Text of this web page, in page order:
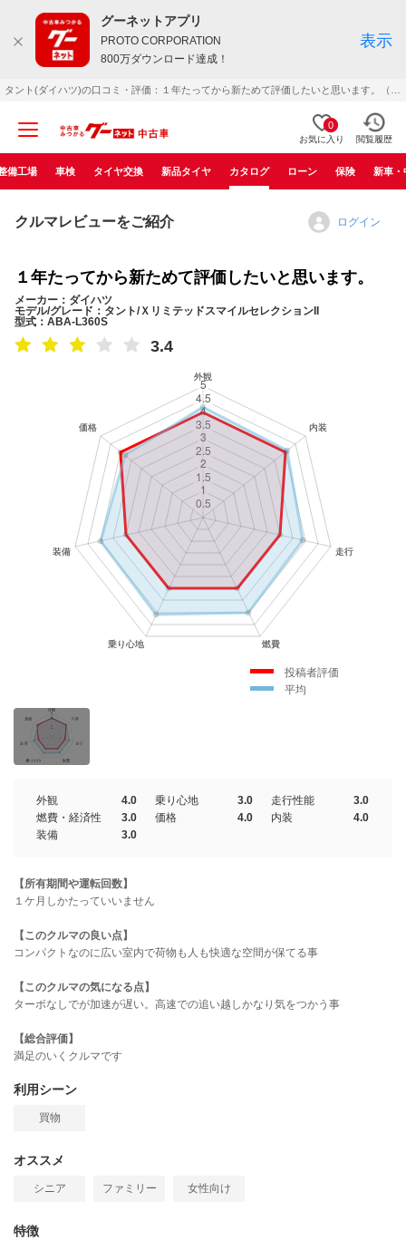
グーネットアプリ
PROTO CORPORATION
800万ダウンロード達成！
表示
0
お気に入り 閲覧履歴
備工場 車検 タイヤ交換 新品タイヤ カタログ ローン 保険 新車・
クルマレビューをご紹介 ログイン
１年たってから新ためて評価したいと思います。
メーカー：ダイハツ
モデル/グレード：タント/ＸリミテッドスマイルセレクションII
型式：ABA-L360S
3.4
投稿者評価
平均
外観 4.0 乗り心地 3.0 走行性能
3.0
燃費・経済性
3.0 価格 4.0 内装
4.0
装備
3.0
【所有期間や運転回数】
１ケ月しかたっていいません
【このクルマの良い点】
コンパクトなのに広い室内で荷物も人も快適な空間が保てる事
【このクルマの気になる点】
ターボなしでが加速が遅い。高速での追い越しかなり気をつかう事
【総合評価】
満足のいくクルマです
利用シーン
買物
オススメ
シニア ファミリー 女性向け
特徴